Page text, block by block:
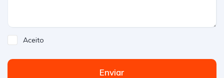
Aceito
Enviar